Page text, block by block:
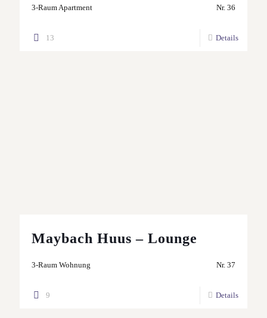
3-Raum Apartment Nr. 36
13 Details
Maybach Huus – Lounge
3-Raum Wohnung Nr. 37
9 Details